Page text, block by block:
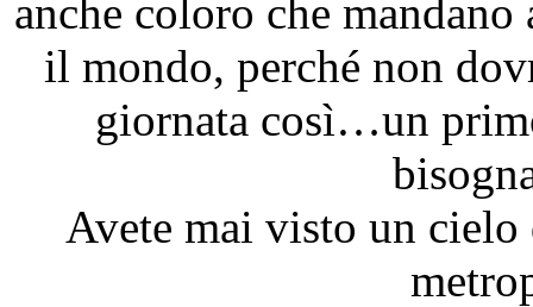
anche coloro che
il mondo, perché non
giornata così…un
Avete mai visto un cielo